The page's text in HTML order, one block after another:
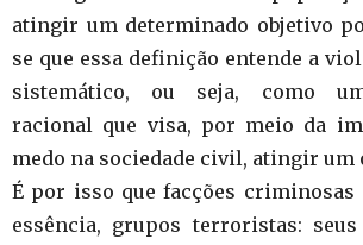
atingir um determinado objetivo
se que essa definição entende a
sistemático, ou seja, como
racional que visa, por meio da
medo na sociedade civil, atingir
É por isso que facções criminosas
essência, grupos terroristas: